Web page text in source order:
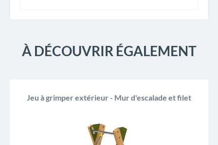
À DÉCOUVRIR ÉGALEMENT
Jeu à grimper extérieur - Mur d'escalade et filet